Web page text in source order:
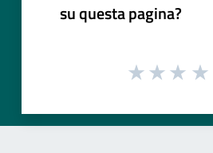
su questa pagina?